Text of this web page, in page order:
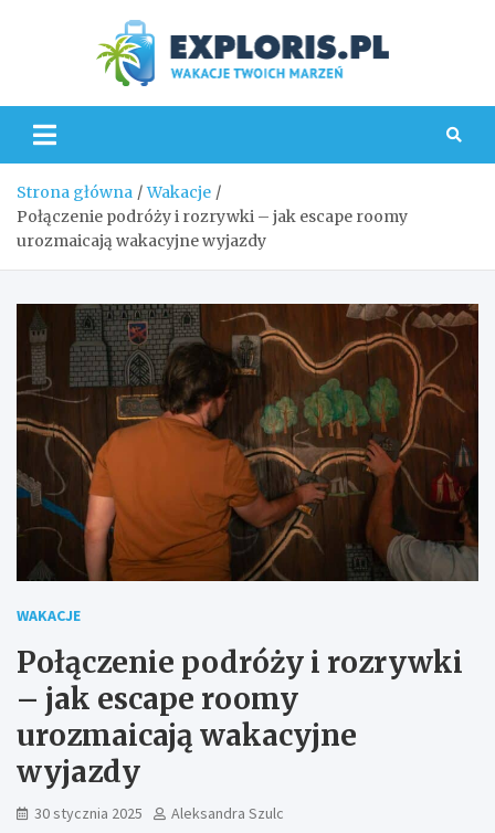
Strona główna
Wakacje
Połączenie podróży i rozrywki – jak escape roomy
urozmaicają wakacyjne wyjazdy
WAKACJE
Połączenie podróży i rozrywki
– jak escape roomy
urozmaicają wakacyjne
wyjazdy
30 stycznia 2025 Aleksandra Szulc